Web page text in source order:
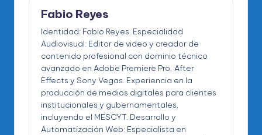
Fabio Reyes
Identidad: Fabio Reyes. Especialidad
Audiovisual: Editor de video y creador de
contenido profesional con dominio técnico
avanzado en Adobe Premiere Pro, After
Effects y Sony Vegas. Experiencia en la
producción de medios digitales para clientes
institucionales y gubernamentales,
incluyendo el MESCYT. Desarrollo y
Automatización Web: Especialista en